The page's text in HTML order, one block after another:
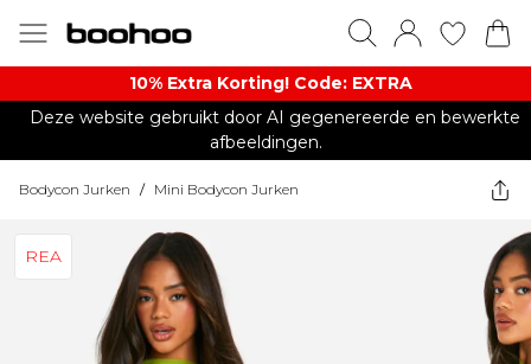
10% Extra Korting! Code: EXTRA​
Deze website gebruikt door AI gegenereerde en bewerkte
afbeeldingen.
Bodycon Jurken / Mini Bodycon Jurken
REA